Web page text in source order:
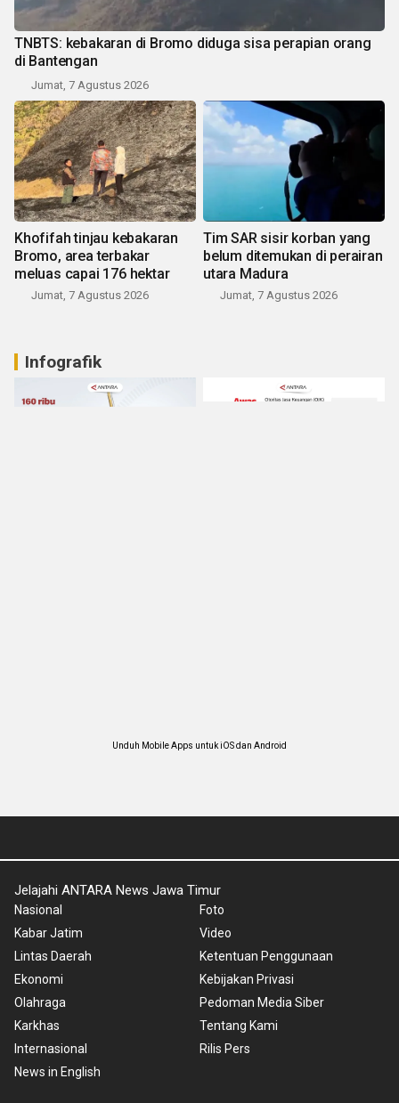
TNBTS: kebakaran di Bromo diduga sisa perapian orang
di Bantengan
Jumat, 7 Agustus 2026
Khofifah tinjau kebakaran
Bromo, area terbakar
meluas capai 176 hektar
Jumat, 7 Agustus 2026
Tim SAR sisir korban yang
belum ditemukan di perairan
utara Madura
Jumat, 7 Agustus 2026
Infografik
Unduh Mobile Apps untuk iOS dan Android
Jelajahi ANTARA News Jawa Timur
Nasional
Kabar Jatim
Lintas Daerah
Ekonomi
Olahraga
Karkhas
Internasional
News in English
Foto
Video
Ketentuan Penggunaan
Kebijakan Privasi
Pedoman Media Siber
Tentang Kami
Rilis Pers